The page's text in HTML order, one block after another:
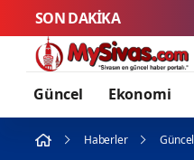
SON DAKİKA
Güncel Ekonomi
Haberler Güncel